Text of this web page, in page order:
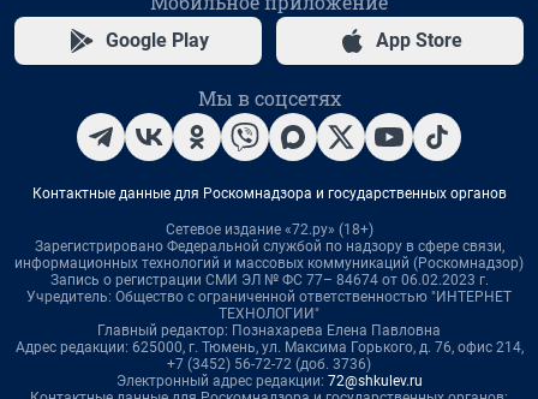
Google Play App Store
Мы в соцсетях
Контактные данные для Роскомнадзора и государственных органов
Сетевое издание «72.ру» (18+)
Зарегистрировано Федеральной службой по надзору в сфере связи,
информационных технологий и массовых коммуникаций (Роскомнадзор)
Запись о регистрации СМИ ЭЛ № ФС 77– 84674 от 06.02.2023 г.
Учредитель: Общество с ограниченной ответственностью "ИНТЕРНЕТ
ТЕХНОЛОГИИ"
Главный редактор: Познахарева Елена Павловна
Адрес редакции: 625000, г. Тюмень, ул. Максима Горького, д. 76, офис 214,
+7 (3452) 56-72-72 (доб. 3736)
Электронный адрес редакции: 72@shkulev.ru